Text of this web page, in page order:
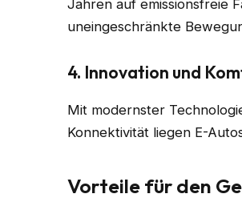
Jahren auf emissionsfreie
uneingeschränkte
4. Innovation und
Mit modernster
Konnektivität liegen E-
Vorteile für den